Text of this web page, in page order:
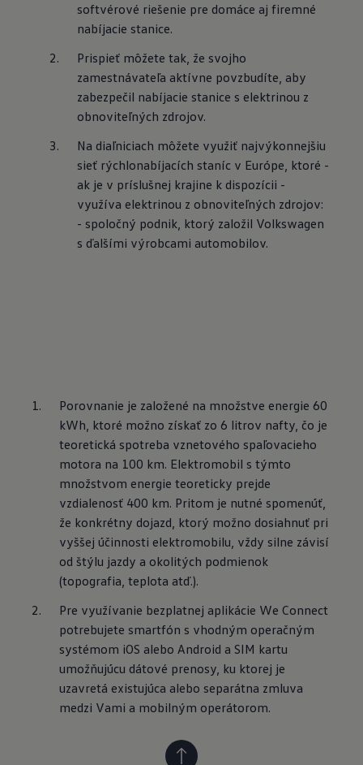
softvérové riešenie pre domáce aj firemné
nabíjacie stanice.
Prispieť môžete tak, že svojho
zamestnávateľa aktívne povzbudíte, aby
zabezpečil nabíjacie stanice s elektrinou z
obnoviteľných zdrojov.
Na diaľniciach môžete využiť najvýkonnejšiu
sieť rýchlonabíjacích staníc v Európe, ktoré -
ak je v príslušnej krajine k dispozícii -
- spoločný podnik, ktorý založil Volkswagen
s ďalšími výrobcami automobilov.
Porovnanie je založené na množstve energie 60
kWh, ktoré možno získať zo 6 litrov nafty, čo je
teoretická spotreba vznetového spaľovacieho
motora na 100 km. Elektromobil s týmto
množstvom energie teoreticky prejde
vzdialenosť 400 km. Pritom je nutné spomenúť,
že konkrétny dojazd, ktorý možno dosiahnuť pri
vyššej účinnosti elektromobilu, vždy silne závisí
od štýlu jazdy a okolitých podmienok
(topografia, teplota atď.).
Pre využívanie bezplatnej aplikácie We Connect
potrebujete smartfón s vhodným operačným
systémom iOS alebo Android a SIM kartu
umožňujúcu dátové prenosy, ku ktorej je
uzavretá existujúca alebo separátna zmluva
medzi Vami a mobilným operátorom.